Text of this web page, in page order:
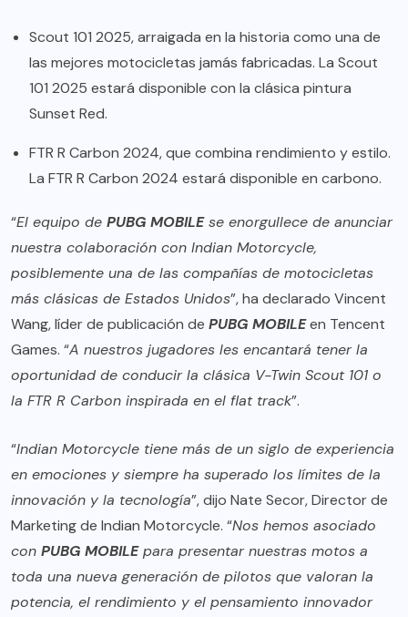
Scout 101 2025, arraigada en la historia como una de
las mejores motocicletas jamás fabricadas. La Scout
101 2025 estará disponible con la clásica pintura
Sunset Red.
FTR R Carbon 2024, que combina rendimiento y estilo.
La FTR R Carbon 2024 estará disponible en carbono.
“El equipo de PUBG MOBILEse enorgullece de anunciar
nuestra colaboración con Indian Motorcycle,
posiblemente una de las compañías de motocicletas
más clásicas de Estados Unidos”, ha declarado Vincent
Wang, líder de publicación de PUBG MOBILEen Tencent
Games. “A nuestros jugadores les encantará tener la
oportunidad de conducir la clásica V-Twin Scout 101 o
la FTR R Carbon inspirada en el flat track”.
“Indian Motorcycle tiene más de un siglo de experiencia
en emociones y siempre ha superado los límites de la
innovación y la tecnología”, dijo Nate Secor, Director de
Marketing de Indian Motorcycle. “Nos hemos asociado
con PUBG MOBILEpara presentar nuestras motos a
toda una nueva generación de pilotos que valoran la
potencia, el rendimiento y el pensamiento innovador